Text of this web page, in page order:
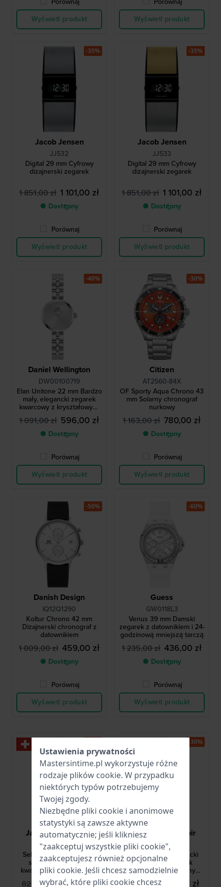
Wyświetl produkt
Wyświetl produkt
Jacob Jensen
JJ532
Digital 29 mm Cyfrowy
dizajnerski zegarek
1 851,00 zł 1 101,00 zł
● Dostępny
Porównaj
Wyświetl produkt
-35%
Jacob Jensen
JJ533
Digital 29 mm Cyfrowy
dizajnerski zegarek
1 851,00 zł 1 101,00 zł
● Dostępny
Porównaj
Wyświetl produkt
-35%
Daniel Wellington
DW00100719
Elan Unitone 22 mm Bardzo
mały, elegancki zegarek
kwarcowy z kryształowymi
indeksami
1 091,00 zł 596,00 zł
● Dostępny
Porównaj
Wyświetl produkt
-40%
Citizen
AT2560-84X
OF Sporty Aqua Chrono 43
mm Solarny chronograf
nurkowy
1 163,00 zł 780,00 zł
● Dostępny
Porównaj
Wyświetl produkt
-30%
Danish Design
IQ12Q1290
Koltur Chrono 42 mm
Dizajnerski chronograf z
datownikiem
1 009,00 zł 459,00 zł
● Dostępny
Porównaj
Wyświetl produkt
-50%
Guess
GW0118L3
Venus 39 mm Damski
zegarek z datownikiem i 24-
godzinową mniejszą tarczą
1 235,00 zł 436,00 zł
● Dostępny
Porównaj
Wyświetl produkt
-60%
Jacques du Manoir
JWL04303
Selena 31 mm Elegancki
szwajcarski zegarek
kwarcowy z fasetowanym
szkiełkiem
823,00 zł 550,00 zł
Jacques du Manoir
JWL04301
Selena 31 mm Elegancki
szwajcarski zegarek
kwarcowy z fasetowanym
szkiełkiem
823,00 zł 550,00 zł
-30%
Ustawienia prywatności
Mastersintime.pl wykorzystuje różne
rodzaje plików cookie. W przypadku
niektórych typów potrzebujemy
Twojej zgody.
Niezbędne pliki cookie i anonimowe
statystyki są zawsze aktywne
automatycznie; jeśli klikniesz
"zaakceptuj wszystkie pliki cookie",
zaakceptujesz również opcjonalne
pliki cookie. Jeśli chcesz samodzielnie
wybrać, które pliki cookie chcesz